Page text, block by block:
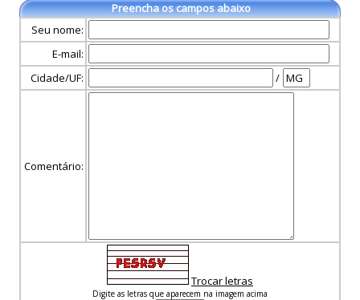
Preencha os campos abaixo
Seu nome:
E-mail:
Cidade/UF:
/
Comentário:
Trocar letras
Digite as letras que aparecem na imagem acima